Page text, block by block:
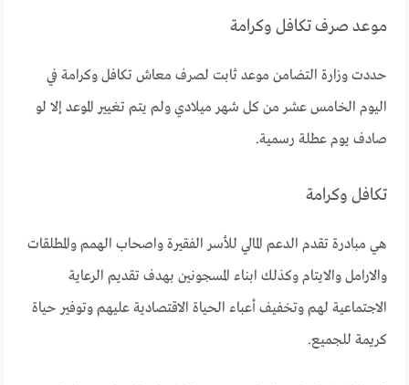
موعد صرف تكافل وكرامة
حددت وزارة التضامن موعد ثابت لصرف معاش تكافل وكرامة في
اليوم الخامس عشر من كل شهر ميلادي ولم يتم تغيير الموعد إلا لو
صادف يوم عطلة رسمية.
تكافل وكرامة
هي مبادرة تقدم الدعم المالي للأسر الفقيرة واصحاب الهمم والمطلقات
والارامل والايتام وكذلك ابناء المسجونين بهدف تقديم الرعاية
الاجتماعية لهم وتخفيف أعباء الحياة الاقتصادية عليهم وتوفير حياة
كريمة للجميع.